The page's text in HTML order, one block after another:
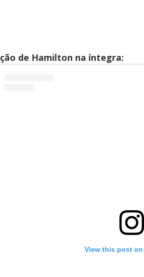
de Hamilton na íntegra:
View this post